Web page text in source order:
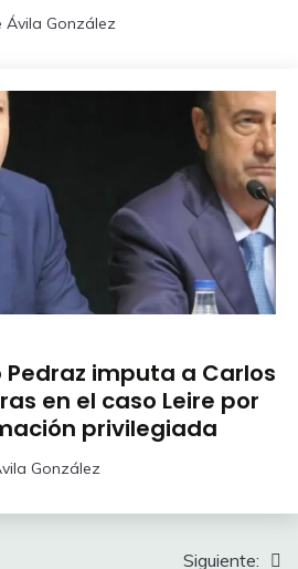
Ávila González
Pedraz imputa a Carlos
en el caso Leire por
privilegiada
González
Siguiente: